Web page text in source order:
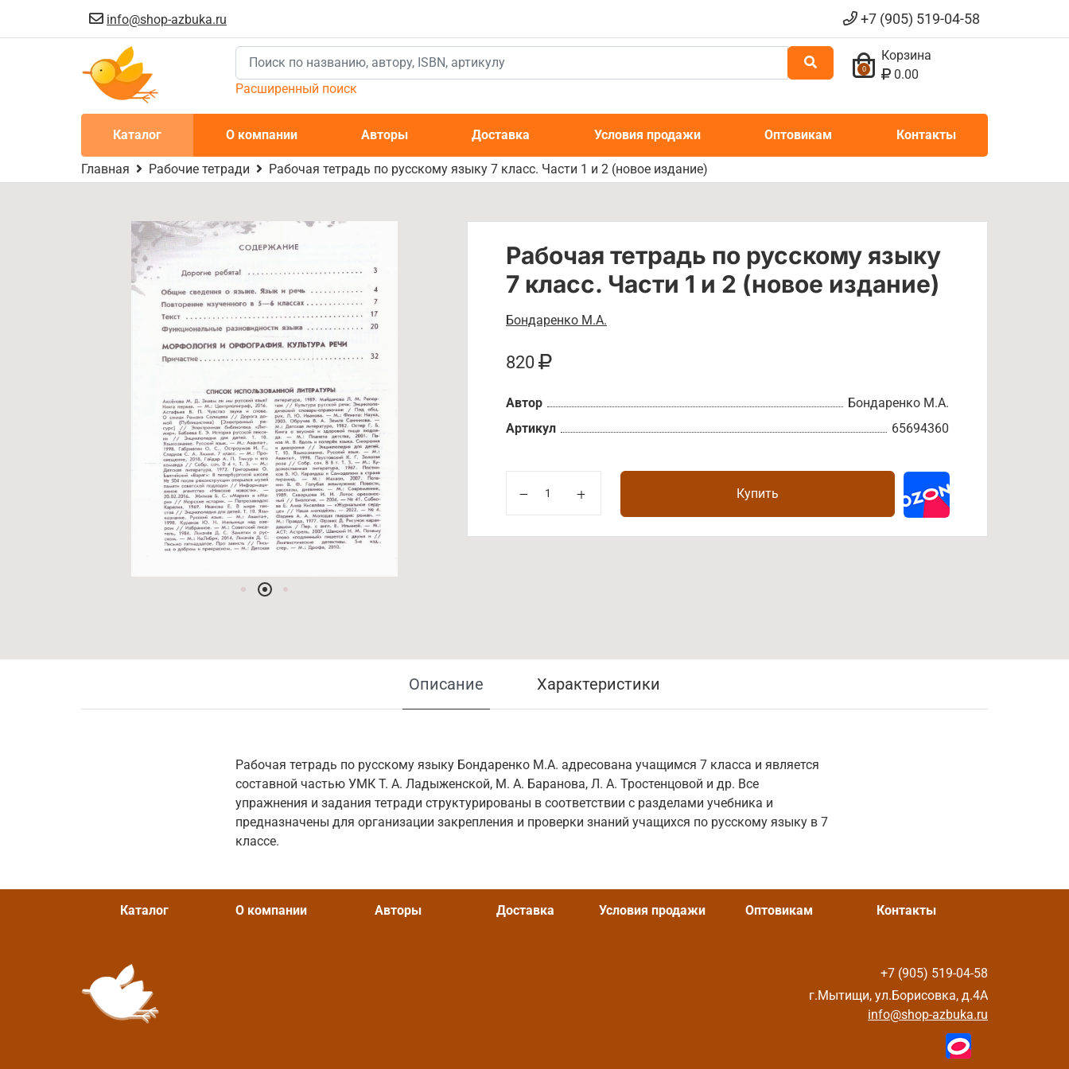
info@shop-azbuka.ru +7 (905) 519-04-58
Расширенный поиск
0
Корзина
0.00
Каталог О компании Авторы Доставка Условия продажи Оптовикам Контакты
Главная Рабочие тетради Рабочая тетрадь по русскому языку 7 класс. Части 1 и 2 (новое издание)
Рабочая тетрадь по русскому языку
7 класс. Части 1 и 2 (новое издание)
Бондаренко М.А.
820
Автор
Бондаренко М.А.
Артикул
65694360
Купить
Описание Характеристики
Рабочая тетрадь по русскому языку Бондаренко М.А. адресована учащимся 7 класса и является
составной частью УМК Т. А. Ладыженской, М. А. Баранова, Л. А. Тростенцовой и др. Все
упражнения и задания тетради структурированы в соответствии с разделами учебника и
предназначены для организации закрепления и проверки знаний учащихся по русскому языку в 7
классе.
Каталог О компании Авторы Доставка Условия продажи Оптовикам Контакты
+7 (905) 519-04-58
г.Мытищи, ул.Борисовка, д.4А
info@shop-azbuka.ru